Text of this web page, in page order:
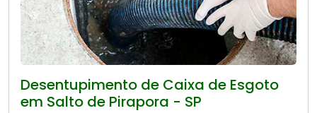
Desentupimento de Caixa de Esgoto
em Salto de Pirapora - SP